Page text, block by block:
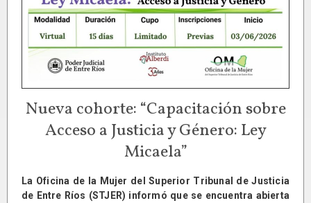
Nueva cohorte: “Capacitación sobre
Acceso a Justicia y Género: Ley
Micaela”
La Oficina de la Mujer del Superior Tribunal de Justicia
de Entre Ríos (STJER) informó que se encuentra abierta